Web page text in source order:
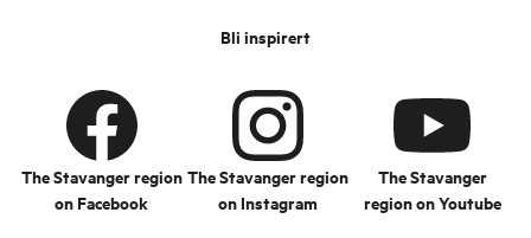
Bli inspirert
The Stavanger region
on Facebook
The Stavanger region
on Instagram
The Stavanger
region on Youtube